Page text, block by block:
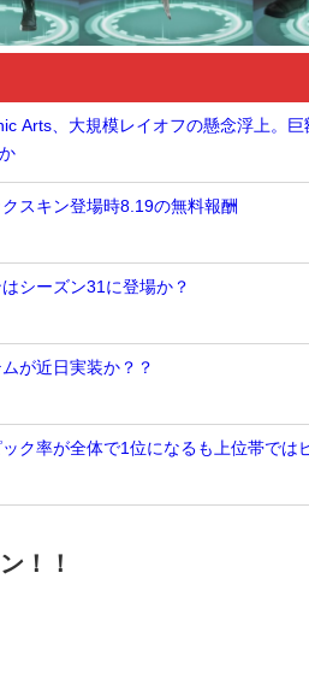
Arts、大規模レイオフの懸念浮上。
スキン登場時8.19の無料報酬
シーズン31に登場か？
が近日実装か？？
ック率が全体で1位になるも上位帯では
！！